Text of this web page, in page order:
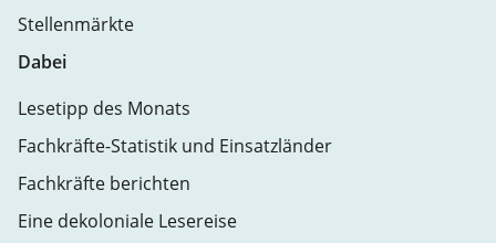
Stellenmärkte
Dabei
Lesetipp des Monats
Fachkräfte-Statistik und Einsatzländer
Fachkräfte berichten
Eine dekoloniale Lesereise